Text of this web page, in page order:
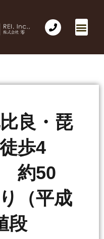
良・琵
歩4
約50
（平成
段